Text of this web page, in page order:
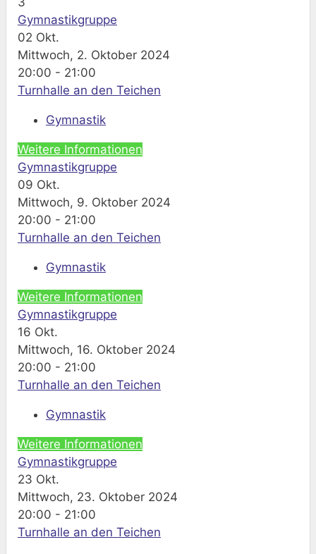
Gymnastikgruppe
02 Okt.
Mittwoch, 2. Oktober 2024
20:00 - 21:00
Turnhalle an den Teichen
Gymnastik
Weitere Informationen
Gymnastikgruppe
09 Okt.
Mittwoch, 9. Oktober 2024
20:00 - 21:00
Turnhalle an den Teichen
Gymnastik
Weitere Informationen
Gymnastikgruppe
16 Okt.
Mittwoch, 16. Oktober 2024
20:00 - 21:00
Turnhalle an den Teichen
Gymnastik
Weitere Informationen
Gymnastikgruppe
23 Okt.
Mittwoch, 23. Oktober 2024
20:00 - 21:00
Turnhalle an den Teichen